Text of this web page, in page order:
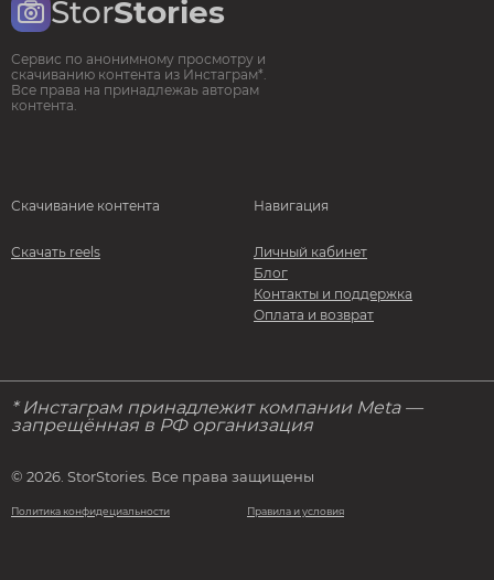
StorStories
Сервис по анонимному просмотру и
скачиванию контента из Инстаграм*.
Все права на принадлежаь авторам
контента.
Скачивание контента
Скачать reels
Навигация
Личный кабинет
Блог
Контакты и поддержка
Оплата и возврат
* Инстаграм принадлежит компании Meta —
запрещённая в РФ организация
© 2026. StorStories. Все права защищены
Политика конфидециальности Правила и условия